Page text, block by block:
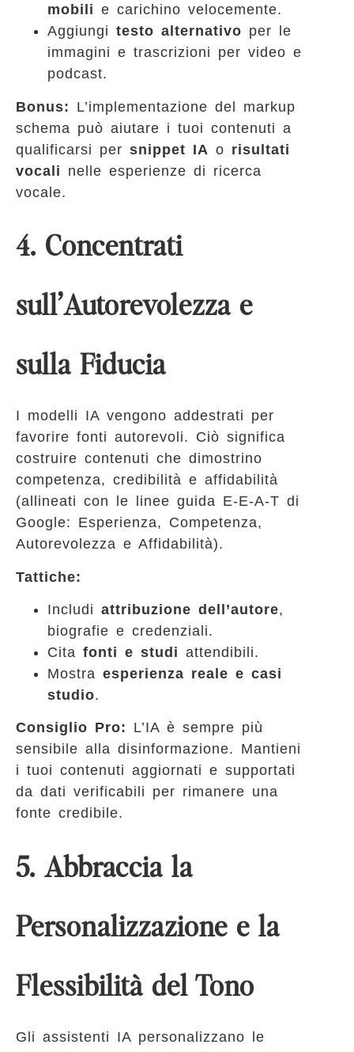
mobili e carichino velocemente.
Aggiungi testo alternativo per le
immagini e trascrizioni per video e
podcast.
Bonus: L’implementazione del markup
schema può aiutare i tuoi contenuti a
qualificarsi per snippet IA o risultati
vocali nelle esperienze di ricerca
vocale.
4. Concentrati
sull’Autorevolezza e
sulla Fiducia
I modelli IA vengono addestrati per
favorire fonti autorevoli. Ciò significa
costruire contenuti che dimostrino
competenza, credibilità e affidabilità
(allineati con le linee guida E-E-A-T di
Google: Esperienza, Competenza,
Autorevolezza e Affidabilità).
Tattiche:
Includi attribuzione dell’autore,
biografie e credenziali.
Cita fonti e studi attendibili.
Mostra esperienza reale e casi
studio.
Consiglio Pro: L’IA è sempre più
sensibile alla disinformazione. Mantieni
i tuoi contenuti aggiornati e supportati
da dati verificabili per rimanere una
fonte credibile.
5. Abbraccia la
Personalizzazione e la
Flessibilità del Tono
Gli assistenti IA personalizzano le